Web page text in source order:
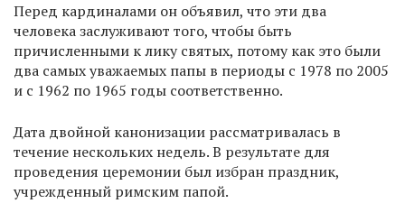
Перед кардиналами он объявил, что эти два
человека заслуживают того, чтобы быть
причисленными к лику святых, потому как это были
два самых уважаемых папы в периоды с 1978 по 2005
и с 1962 по 1965 годы соответственно.
Дата двойной канонизации рассматривалась в
течение нескольких недель. В результате для
проведения церемонии был избран праздник,
учрежденный римским папой.